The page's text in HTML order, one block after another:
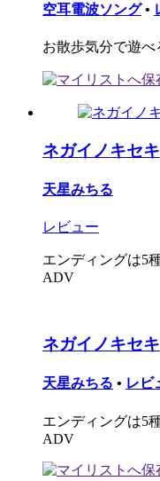
空耳電波ソング •
お散歩気分で遊べ
ネガイノキセキ
天星みちる
レビュー
エンディングは5
ADV
ネガイノキセキ
天星みちる • レビ
エンディングは5
ADV